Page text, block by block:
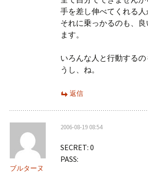
手を差し伸べてくれる人
それに乗っかるのも、
ます。
いろんな人と行動する
うし、ね。
返信
ブルターヌ
2006-08-19 08:54
SECRET: 0
PASS: